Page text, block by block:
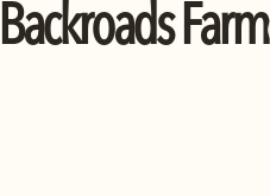
Backroads Farm